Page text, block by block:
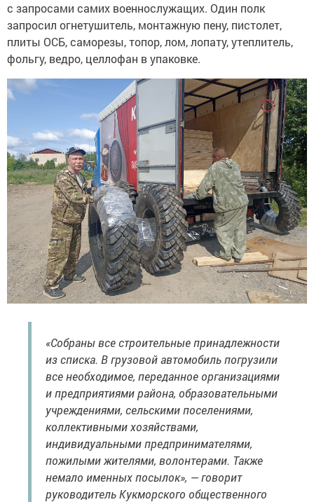
с запросами самих военнослужащих. Один полк
запросил огнетушитель, монтажную пену, пистолет,
плиты ОСБ, саморезы, топор, лом, лопату, утеплитель,
фольгу, ведро, целлофан в упаковке.
«Собраны все строительные принадлежности
из списка. В грузовой автомобиль погрузили
все необходимое, переданное организациями
и предприятиями района, образовательными
учреждениями, сельскими поселениями,
коллективными хозяйствами,
индивидуальными предпринимателями,
пожилыми жителями, волонтерами. Также
немало именных посылок», — говорит
руководитель Кукморского общественного